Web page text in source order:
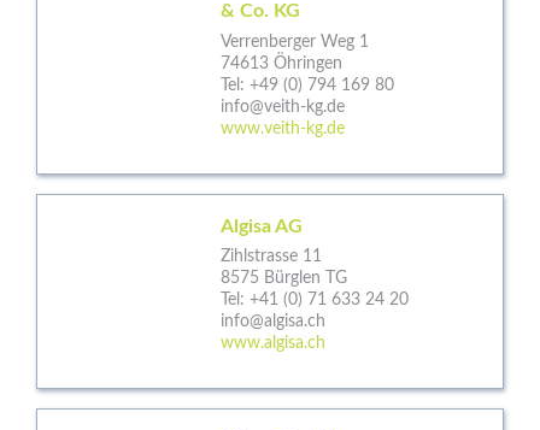
& Co. KG
Verrenberger Weg 1
74613 Öhringen
Tel: +49 (0) 794 169 80
info@veith-kg.de
www.veith-kg.de
Algisa AG
Zihlstrasse 11
8575 Bürglen TG
Tel: +41 (0) 71 633 24 20
info@algisa.ch
www.algisa.ch